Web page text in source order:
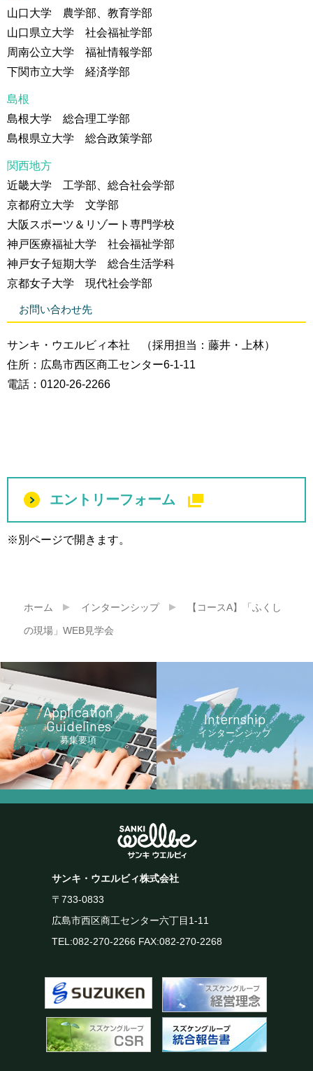
山口大学 農学部、教育学部
山口県立大学 社会福祉学部
周南公立大学 福祉情報学部
下関市立大学 経済学部
島根
島根大学 総合理工学部
島根県立大学 総合政策学部
関西地方
近畿大学 工学部、総合社会学部
京都府立大学 文学部
大阪スポーツ＆リゾート専門学校
神戸医療福祉大学 社会福祉学部
神戸女子短期大学 総合生活学科
京都女子大学 現代社会学部
お問い合わせ先
サンキ・ウエルビィ本社 （採用担当：藤井・上林）
住所：広島市西区商工センター6-1-11
電話：0120-26-2266
エントリーフォーム
※別ページで開きます。
ホーム インターンシップ 【コースA】「ふくし
の現場」WEB見学会
Application
Guidelines
募集要項
lnternship
インターンシップ
サンキ・ウエルビィ株式会社
〒733-0833
広島市西区商工センター六丁目1-11
TEL:082-270-2266 FAX:082-270-2268